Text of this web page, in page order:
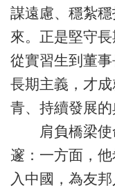
謀遠慮、穩紮
來。正是堅守
從實習生到董
長期主義，才
青、持續發展的
肩負橋梁使
邃：一方面，
入中國，為友